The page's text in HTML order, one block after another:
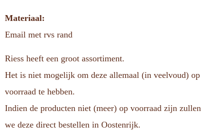
Materiaal:
Email met rvs rand
Riess heeft een groot assortiment.
Het is niet mogelijk om deze allemaal (in veelvoud) op
voorraad te hebben.
Indien de producten niet (meer) op voorraad zijn zullen
we deze direct bestellen in Oostenrijk.